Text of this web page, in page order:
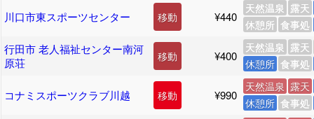
川口市東スポーツセンター 移動 ¥440
天然温泉 露天
休憩所 食事処
行田市 老人福祉センター南河
原荘
移動 ¥400
天然温泉 露天
休憩所 食事処
コナミスポーツクラブ川越 移動 ¥990
天然温泉 露天
休憩所 食事処